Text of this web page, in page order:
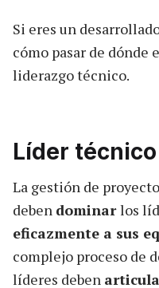
Si eres un
cómo pasar de dónde
liderazgo técnico.
Líder técnico
La gestión de
deben dominarlos
eficazmente a sus
complejo proceso de
líderes deben